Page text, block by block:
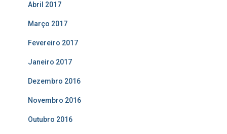
Abril 2017
Março 2017
Fevereiro 2017
Janeiro 2017
Dezembro 2016
Novembro 2016
Outubro 2016